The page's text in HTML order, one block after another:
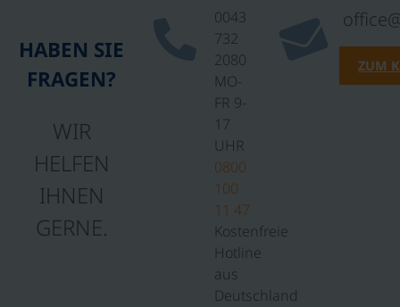
HABEN SIE
FRAGEN?
WIR
HELFEN
IHNEN
GERNE.
0043
732
2080
MO-
FR 9-
17
UHR
0800
100
11 47
Kostenfreie
Hotline
aus
Deutschland
ZUM